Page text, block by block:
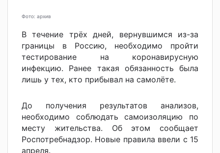
Фото: архив
В течение трёх дней, вернувшимся из-за
границы в Россию, необходимо пройти
тестирование на коронавирусную
инфекцию. Ранее такая обязанность была
лишь у тех, кто прибывал на самолёте.
До получения результатов анализов,
необходимо соблюдать самоизоляцию по
месту жительства. Об этом сообщает
Роспотребнадзор. Новые правила ввели с 15
апреля.